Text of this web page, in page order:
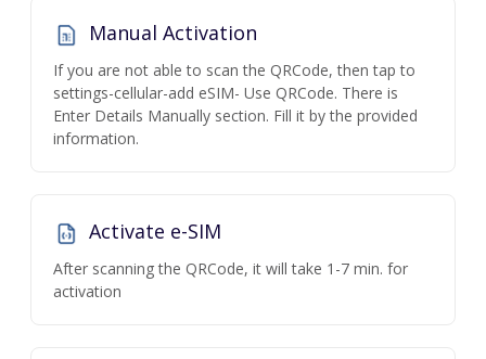
Manual Activation
If you are not able to scan the QRCode, then tap to
settings-cellular-add eSIM- Use QRCode. There is
Enter Details Manually section. Fill it by the provided
information.
Activate e-SIM
After scanning the QRCode, it will take 1-7 min. for
activation